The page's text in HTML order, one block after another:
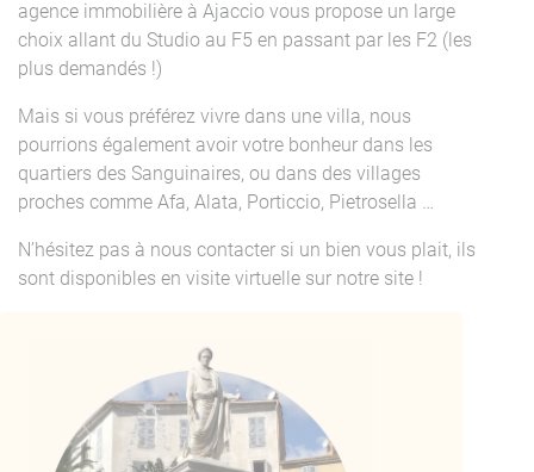
agence immobilière à Ajaccio vous propose un large
choix allant du Studio au F5 en passant par les F2 (les
plus demandés !)
Mais si vous préférez vivre dans une villa, nous
pourrions également avoir votre bonheur dans les
quartiers des Sanguinaires, ou dans des villages
proches comme Afa, Alata, Porticcio, Pietrosella …
N’hésitez pas à nous contacter si un bien vous plait, ils
sont disponibles en visite virtuelle sur notre site !